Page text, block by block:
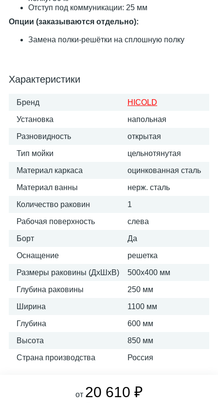
Отступ под коммуникации: 25 мм
Опции (заказываются отдельно):
Замена полки-решётки на сплошную полку
Характеристики
Бренд HICOLD
Установка напольная
Разновидность открытая
Тип мойки цельнотянутая
Материал каркаса оцинкованная сталь
Материал ванны нерж. сталь
Количество раковин 1
Рабочая поверхность слева
Борт Да
Оснащение решетка
Размеры раковины (ДхШхВ) 500х400 мм
Глубина раковины 250 мм
Ширина 1100 мм
Глубина 600 мм
Высота 850 мм
Страна производства Россия
от 20 610 ₽